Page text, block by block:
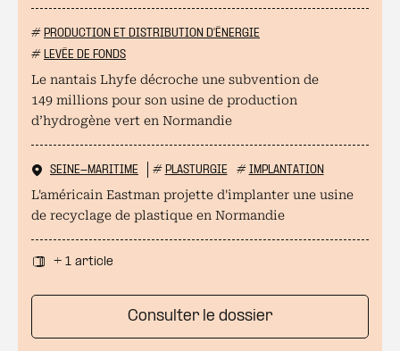
# PRODUCTION ET DISTRIBUTION D'ÉNERGIE
# LEVÉE DE FONDS
Le nantais Lhyfe décroche une subvention de
149 millions pour son usine de production
d’hydrogène vert en Normandie
SEINE-MARITIME # PLASTURGIE # IMPLANTATION
L'américain Eastman projette d'implanter une usine
de recyclage de plastique en Normandie
+ 1 article
Consulter le dossier